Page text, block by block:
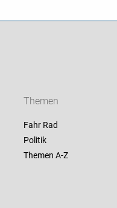
Themen
Fahr Rad
Politik
Themen A-Z